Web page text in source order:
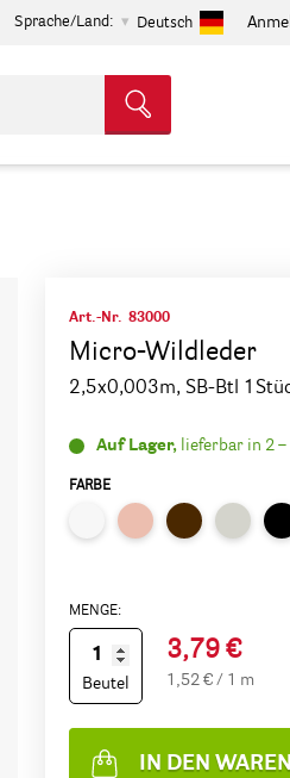
Sprache/Land: Deutsch
Art.-Nr. 83000
Micro-Wildleder
2,5x0,003m, SB-Btl
Auf Lager, lieferbar in 2
MENGE:
Beutel
3,79 €
1,52 € / 1 m
FARBE
IN DEN